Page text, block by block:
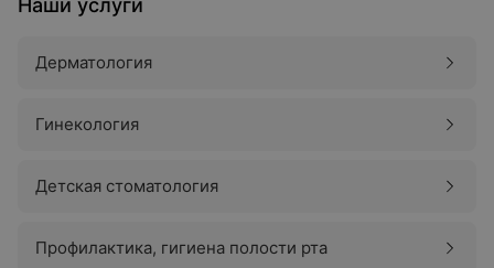
Наши услуги
Дерматология
Гинекология
Детская стоматология
Профилактика, гигиена полости рта